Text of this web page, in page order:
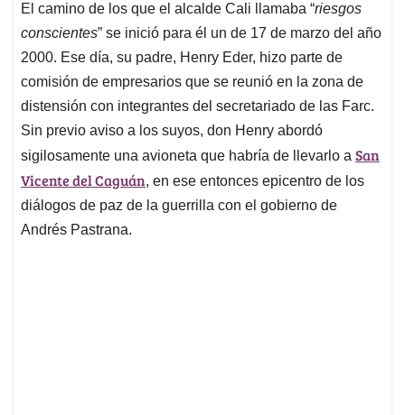
El camino de los que el alcalde Cali llamaba “riesgos
conscientes” se inició para él un de 17 de marzo del año
2000. Ese día, su padre, Henry Eder, hizo parte de
comisión de empresarios que se reunió en la zona de
distensión con integrantes del secretariado de las Farc.
Sin previo aviso a los suyos, don Henry abordó
sigilosamente una avioneta que habría de llevarlo a San
Vicente del Caguán, en ese entonces epicentro de los
diálogos de paz de la guerrilla con el gobierno de
Andrés Pastrana.